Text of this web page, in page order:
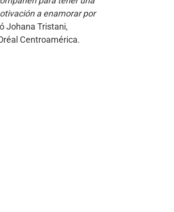
a enamorar por
Johana Tristani,
Centroamérica.